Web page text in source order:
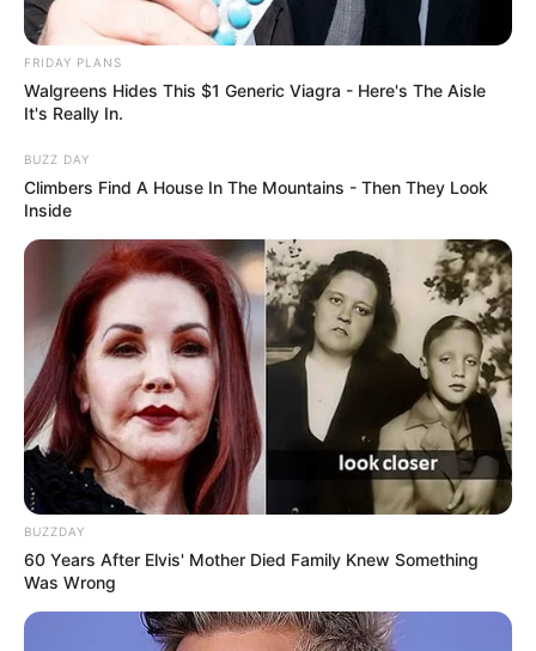
FRIDAY PLANS
Walgreens Hides This $1 Generic Viagra - Here's The Aisle
It's Really In.
BUZZ DAY
Climbers Find A House In The Mountains - Then They Look
Inside
BUZZDAY
60 Years After Elvis' Mother Died Family Knew Something
Was Wrong